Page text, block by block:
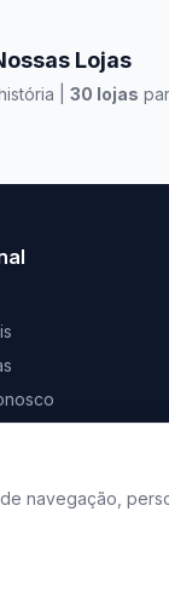
Lojas
| 30 lojas
Elevato
navegação,